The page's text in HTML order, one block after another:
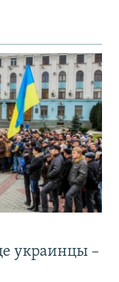
украинцы –